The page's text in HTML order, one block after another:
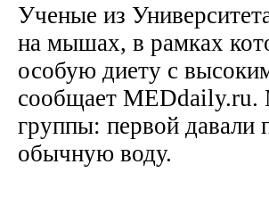
Ученые из
на мышах, в рамках
особую диету с
сообщает MEDdaily.ru.
группы: первой давали
обычную воду.